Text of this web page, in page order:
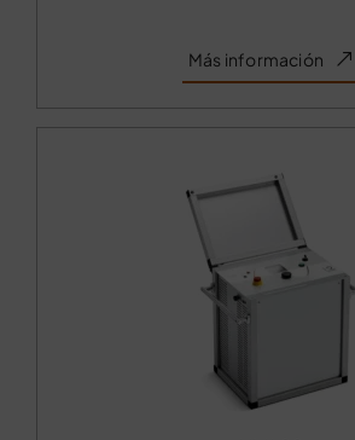
Más información